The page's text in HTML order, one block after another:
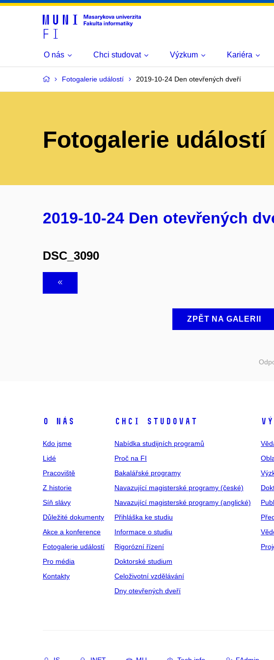
O nás Chci studovat Výzkum Kariéra
Fotogalerie událostí 2019-10-24 Den otevřených dveří
Fotogalerie událostí
2019-10-24 Den otevřených
DSC_3090
ZPĚT NA GALERII
O NÁS
Kdo jsme
Lidé
Pracoviště
Z historie
Síň slávy
Důležité dokumenty
Akce a konference
Fotogalerie událostí
Pro média
Kontakty
CHCI STUDOVAT
Nabídka studijních programů
Proč na FI
Bakalářské programy
Navazující magisterské programy (české)
Navazující magisterské programy (anglické)
Přihláška ke studiu
Informace o studiu
Rigorózní řízení
Doktorské studium
Celoživotní vzdělávání
Dny otevřených dveří